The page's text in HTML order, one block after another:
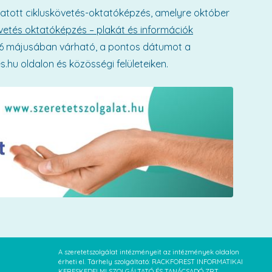
cikluskövetés-oktatóképzés, amelyre október
oktatóképzés – plakát és információk
májusában várható, a pontos dátumot a
oldalon és közösségi felületeiken.
A szeretetszolgálat intézményeit az intézmények oldalon
érheti el. Tárhely szolgáltató: RACKFOREST INFORMATIKAI